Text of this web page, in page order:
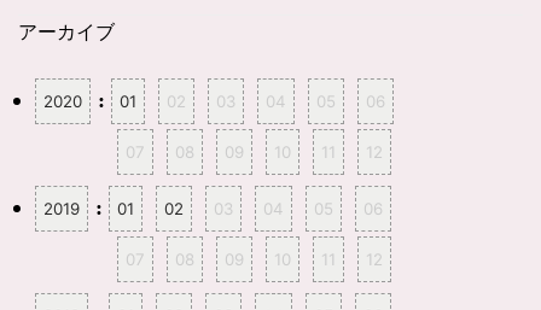
共
有
新
い
で
開
き
ま
ッ
し
く
だ
さ
い
(
新
し
い
ウ
ィ
ン
ド
ウ
アーカイブ
2020 : 01 02 03 04 05 06
07 08 09 10 11 12
2019 : 01 02 03 04 05 06
07 08 09 10 11 12